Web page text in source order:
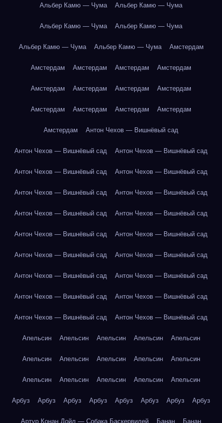
Альбер Камю — Чума Альбер Камю — Чума
Альбер Камю — Чума Альбер Камю — Чума
Альбер Камю — Чума Альбер Камю — Чума Амстердам
Амстердам Амстердам Амстердам Амстердам
Амстердам Амстердам Амстердам Амстердам
Амстердам Амстердам Амстердам Амстердам
Амстердам Антон Чехов — Вишнёвый сад
Антон Чехов — Вишнёвый сад Антон Чехов — Вишнёвый сад
Антон Чехов — Вишнёвый сад Антон Чехов — Вишнёвый сад
Антон Чехов — Вишнёвый сад Антон Чехов — Вишнёвый сад
Антон Чехов — Вишнёвый сад Антон Чехов — Вишнёвый сад
Антон Чехов — Вишнёвый сад Антон Чехов — Вишнёвый сад
Антон Чехов — Вишнёвый сад Антон Чехов — Вишнёвый сад
Антон Чехов — Вишнёвый сад Антон Чехов — Вишнёвый сад
Антон Чехов — Вишнёвый сад Антон Чехов — Вишнёвый сад
Антон Чехов — Вишнёвый сад Антон Чехов — Вишнёвый сад
Апельсин Апельсин Апельсин Апельсин Апельсин
Апельсин Апельсин Апельсин Апельсин Апельсин
Апельсин Апельсин Апельсин Апельсин Апельсин
Арбуз Арбуз Арбуз Арбуз Арбуз Арбуз Арбуз Арбуз
Артур Конан Дойл — Собака Баскервилей Банан Банан